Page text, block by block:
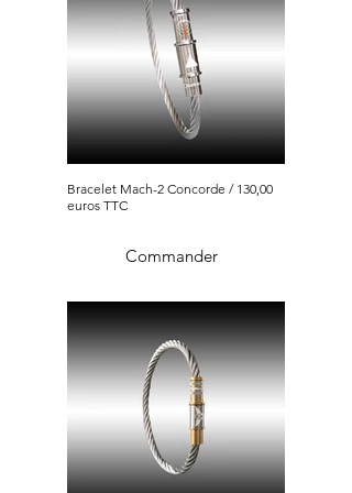
Bracelet Mach-2 Concorde / 130,00
euros TTC
Commander